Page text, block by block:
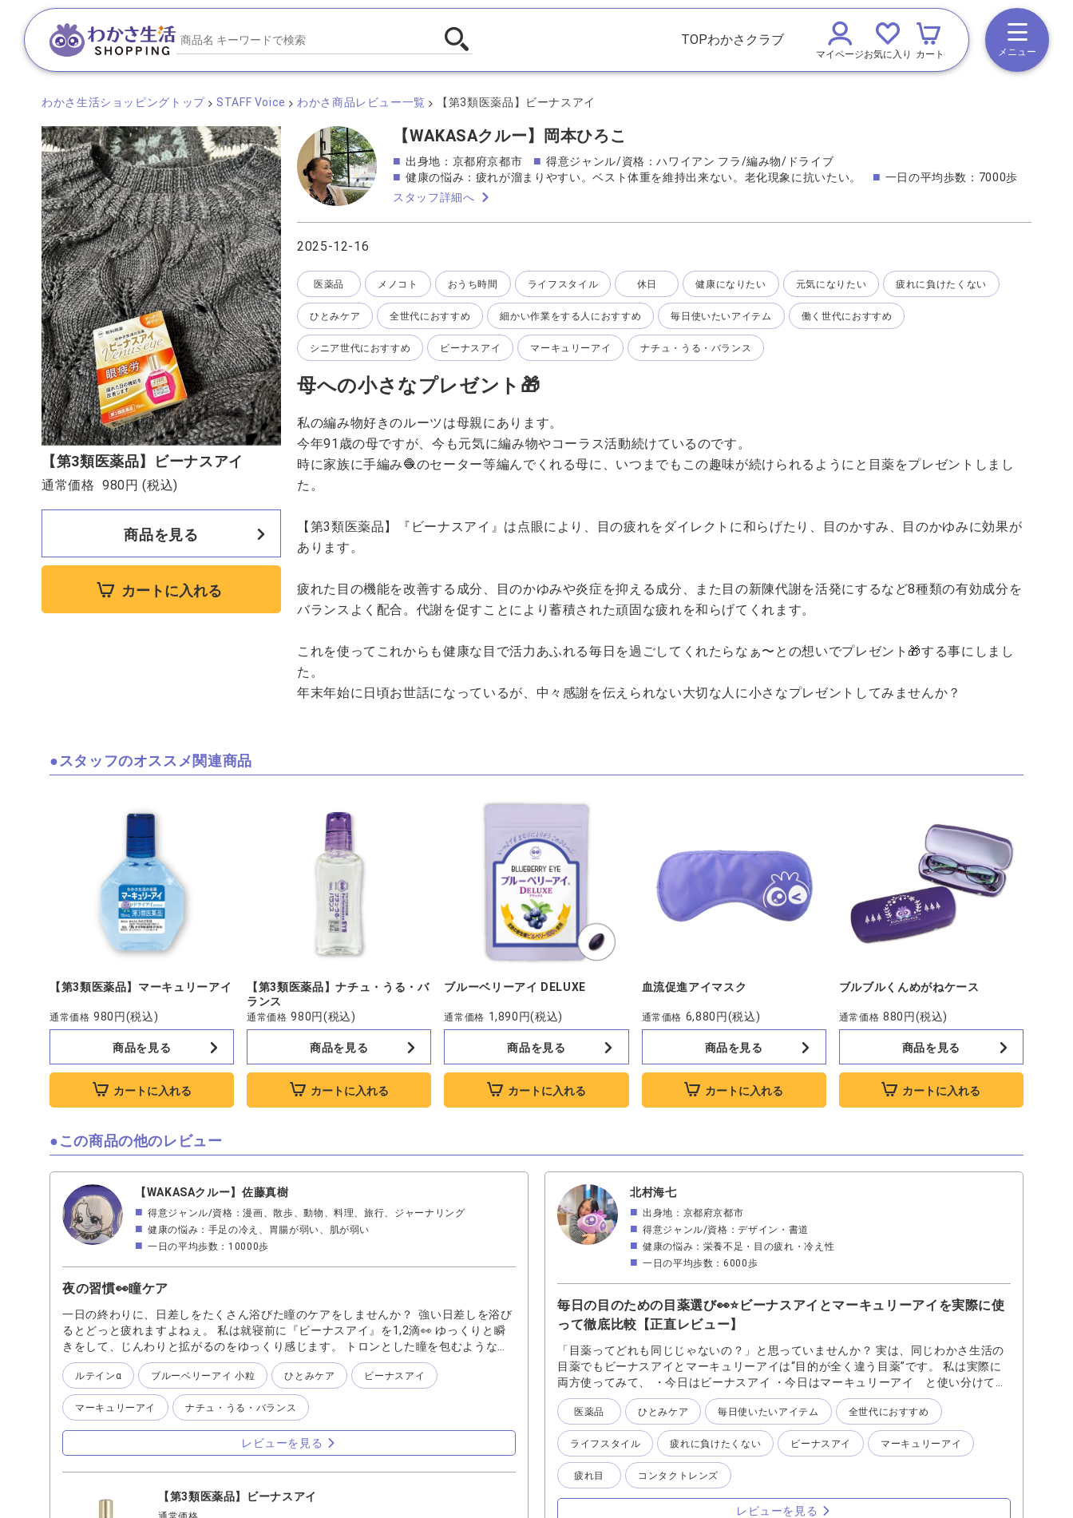
TOPわかさクラブ
マイページお気に入り カート メニュー
わかさ生活ショッピングトップ STAFF Voice わかさ商品レビュー一覧 【第3類医薬品】ビーナスアイ
【第3類医薬品】ビーナスアイ
通常価格 980円(税込)
商品を見る
カートに入れる
【WAKASAクルー】岡本ひろこ
出身地：京都府京都市
得意ジャンル/資格：ハワイアン フラ/編み物/ドライブ
健康の悩み：疲れが溜まりやすい。ベスト体重を維持出来ない。老化現象に抗いたい。
一日の平均歩数：7000歩
スタッフ詳細へ
2025-12-16
医薬品 メノコト おうち時間 ライフスタイル 休日 健康になりたい 元気になりたい 疲れに負けたくない
ひとみケア 全世代におすすめ 細かい作業をする人におすすめ 毎日使いたいアイテム 働く世代におすすめ
シニア世代におすすめ ビーナスアイ マーキュリーアイ ナチュ・うる・バランス
母への小さなプレゼント🎁
私の編み物好きのルーツは母親にあります。
今年91歳の母ですが、今も元気に編み物やコーラス活動続けているのです。
時に家族に手編み🧶のセーター等編んでくれる母に、いつまでもこの趣味が続けられるようにと目薬をプレゼントしまし
た。
【第3類医薬品】『ビーナスアイ』は点眼により、目の疲れをダイレクトに和らげたり、目のかすみ、目のかゆみに効果が
あります。
疲れた目の機能を改善する成分、目のかゆみや炎症を抑える成分、また目の新陳代謝を活発にするなど8種類の有効成分を
バランスよく配合。代謝を促すことにより蓄積された頑固な疲れを和らげてくれます。
これを使ってこれからも健康な目で活力あふれる毎日を過ごしてくれたらなぁ〜との想いでプレゼント🎁する事にしまし
た。
年末年始に日頃お世話になっているが、中々感謝を伝えられない大切な人に小さなプレゼントしてみませんか？
スタッフのオススメ関連商品
【第3類医薬品】マーキュリーアイ
通常価格 980円(税込)
商品を見る
カートに入れる
【第3類医薬品】ナチュ・うる・バ
ランス
通常価格 980円(税込)
商品を見る
カートに入れる
ブルーベリーアイ DELUXE
通常価格 1,890円(税込)
商品を見る
カートに入れる
血流促進アイマスク
通常価格 6,880円(税込)
商品を見る
カートに入れる
ブルブルくんめがねケース
通常価格 880円(税込)
商品を見る
カートに入れる
この商品の他のレビュー
【WAKASAクルー】佐藤真樹
得意ジャンル/資格：漫画、散歩、動物、料理、旅行、ジャーナリング
健康の悩み：手足の冷え、胃腸が弱い、肌が弱い
一日の平均歩数：10000歩
夜の習慣👀瞳ケア
一日の終わりに、日差しをたくさん浴びた瞳のケアをしませんか？ 強い日差しを浴び
るとどっと疲れますよねぇ。 私は就寝前に『ビーナスアイ』を1,2滴👀 ゆっくりと瞬
きをして、じんわりと拡がるのをゆっくり感じます。 トロンとした瞳を包むような感
覚に癒されますよ💘 お休み前のルーティンに目の癒やしを取り入れてみませんか？ 心
地よい習慣は安眠スイッチになるかもですよ😘
ルテインα ブルーベリーアイ 小粒 ひとみケア ビーナスアイ
マーキュリーアイ ナチュ・うる・バランス
レビューを見る
【第3類医薬品】ビーナスアイ
北村海七
出身地：京都府京都市
得意ジャンル/資格：デザイン・書道
健康の悩み：栄養不足・目の疲れ・冷え性
一日の平均歩数：6000歩
毎日の目のための目薬選び👀⭐️ビーナスアイとマーキュリーアイを実際に使
って徹底比較【正直レビュー】
「目薬ってどれも同じじゃないの？」と思っていませんか？ 実は、同じわかさ生活の
目薬でもビーナスアイとマーキュリーアイは“目的が全く違う目薬”です。 私は実際に
両方使ってみて、 ・今日はビーナスアイ ・今日はマーキュリーアイ と使い分けてい
ます。 この記事では、成分・効果・使用感まで徹底比較して解説します。 結論から言
うと 🟠ビーナスアイ：疲れ・炎症・充血ケア（治療寄り） 🔵マーキュリーアイ：乾
き・コンタクト時の潤い 🟠ビーナスアイ/目の疲れ・炎症をしっかりケアする目薬 ✔︎
特徴：8種類の有効成分で「目のコンディションを整える目薬」 ビーナスアイに
は、・ビタミンB12・ビタミンB6・タウリン・抗炎症成分 などが配合されています。
✔︎効果：☑️目の疲れ ☑️充血 ☑️目のかゆみ ☑️炎症 ☑️
ンディションが整うような、しっかりとした使用感」です。 ・疲れた目が楽
医薬品 ひとみケア 毎日使いたいアイテム 全世代におすすめ
ライフスタイル 疲れに負けたくない ビーナスアイ マーキュリーアイ
疲れ目 コンタクトレンズ
レビューを見る